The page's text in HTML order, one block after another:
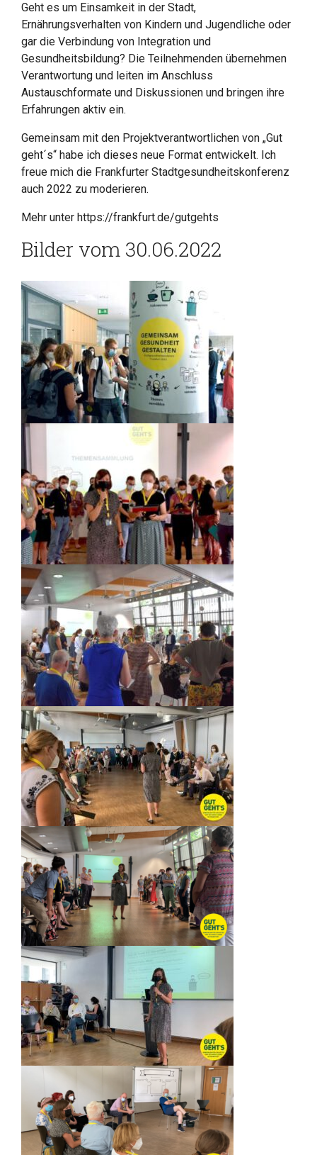
Geht es um Einsamkeit in der Stadt,
Ernährungsverhalten von Kindern und Jugendliche oder
gar die Verbindung von Integration und
Gesundheitsbildung? Die Teilnehmenden übernehmen
Verantwortung und leiten im Anschluss
Austauschformate und Diskussionen und bringen ihre
Erfahrungen aktiv ein.
Gemeinsam mit den Projektverantwortlichen von „Gut
geht´s“ habe ich dieses neue Format entwickelt. Ich
freue mich die Frankfurter Stadtgesundheitskonferenz
auch 2022 zu moderieren.
Mehr unter https://frankfurt.de/gutgehts
Bilder vom 30.06.2022